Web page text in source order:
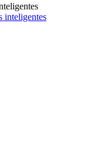
inteligentes